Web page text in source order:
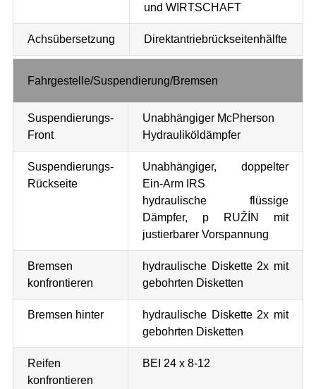
und WIRTSCHAFT
Achsübersetzung Direktantriebrückseitenhälfte
Fahrgestelle/Suspendierung/Bremsen
Suspendierungs-
Front
Unabhängiger McPherson
Hydrauliköldämpfer
Suspendierungs-
Rückseite
Unabhängiger, doppelter
Ein-Arm IRS
hydraulische flüssige
Dämpfer, p RUŽÍN mit
justierbarer Vorspannung
Bremsen
konfrontieren
hydraulische Diskette 2x mit
gebohrten Disketten
Bremsen hinter
hydraulische Diskette 2x mit
gebohrten Disketten
Reifen
konfrontieren
BEI 24 x 8-12